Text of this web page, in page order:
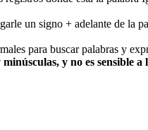
un signo + adelante de la
para buscar palabras y
y no es sensible